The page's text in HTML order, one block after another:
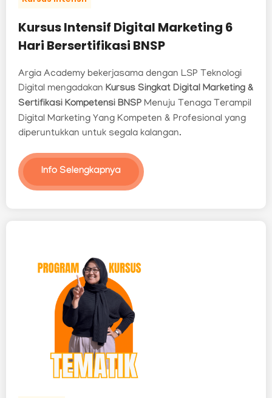
Kursus Intensif Digital Marketing 6
Hari Bersertifikasi BNSP
Argia Academy bekerjasama dengan LSP Teknologi
Digital mengadakan Kursus Singkat Digital Marketing &
Sertifikasi Kompetensi BNSP Menuju Tenaga Terampil
Digital Marketing Yang Kompeten & Profesional yang
diperuntukkan untuk segala kalangan.
Info Selengkapnya